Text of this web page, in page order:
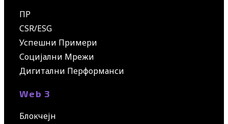
ПР
CSR/ESG
Успешни Примери
Социјални Мрежи
Дигитални Перформанси
Web 3
Блокчејн